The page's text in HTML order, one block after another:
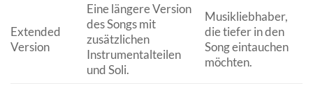
Extended
Version
Eine längere Version
des Songs mit
zusätzlichen
Instrumentalteilen
und Soli.
Musikliebhaber,
die tiefer in den
Song eintauchen
möchten.